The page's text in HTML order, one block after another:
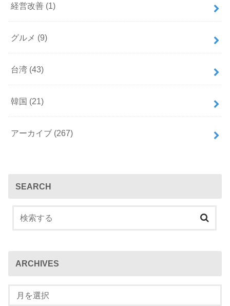
s
a
経営改善 (1)
グルメ (9)
台湾 (43)
韓国 (21)
アーカイブ (267)
SEARCH
ARCHIVES